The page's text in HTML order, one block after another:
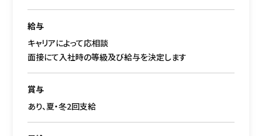
給与
キャリアによって応相談
面接にて入社時の等級及び給与を決定します
賞与
あり、夏・冬2回支給